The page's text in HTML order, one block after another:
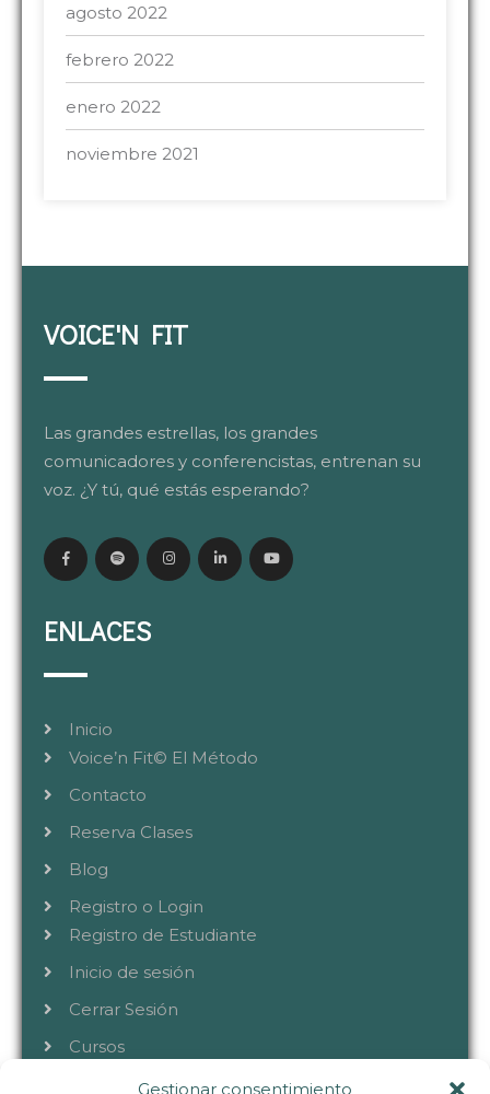
Gestionar consentimiento
agosto 2022
febrero 2022
enero 2022
noviembre 2021
VOICE'N FIT
Las grandes estrellas, los grandes
comunicadores y conferencistas, entrenan su
voz. ¿Y tú, qué estás esperando?
ENLACES
Inicio
Voice’n Fit© El Método
Contacto
Reserva Clases
Blog
Registro o Login
Registro de Estudiante
Inicio de sesión
Cerrar Sesión
Cursos